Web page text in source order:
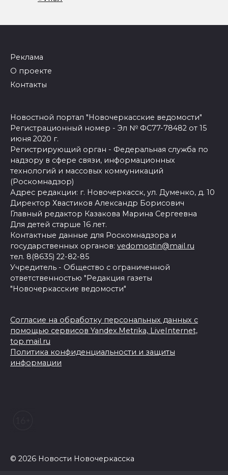
Реклама
О проекте
Контакты
Новостной портал "Новочеркасские ведомости"
Регистрационный номер - Эл № ФС77-78482 от 15
июня 2020 г.
Регистрирующий орган - Федеральная служба по
надзору в сфере связи, информационных
технологий и массовых коммуникаций
(Роскомнадзор)
Адрес редакции: г. Новочеркасск, ул. Думенко, д. 10
Директор Хвастиков Александр Борисович
Главный редактор Казакова Марина Сергеевна
Для детей старше 16 лет.
Контактные данные для Роскомнадзора и
государственных органов: vedomostin@mail.ru
тел. 8(8635) 22-82-85
Учредитель - Общество с ограниченной
ответственностью "Редакция газеты
"Новочеркасские ведомости"
Согласие на обработку персональных данных с
помощью сервисов Yandex.Metrika, LiveInternet,
top.mail.ru
Политика конфиденциальности и защиты
информации
© 2026 Новости Новочеркасска